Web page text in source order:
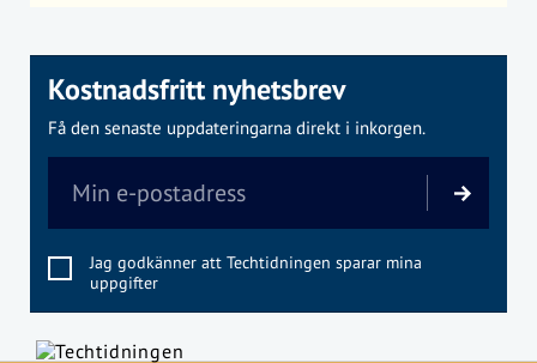
Kostnadsfritt nyhetsbrev
Få den senaste uppdateringarna direkt i inkorgen.
Jag godkänner att Techtidningen sparar mina
uppgifter